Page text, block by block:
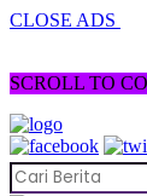
CLOSE ADS
SCROLL TO